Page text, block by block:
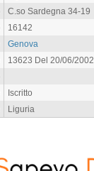
C.so Sardegna 34-19
16142
Genova
13623 Del 20/06/2002
Iscritto
Liguria